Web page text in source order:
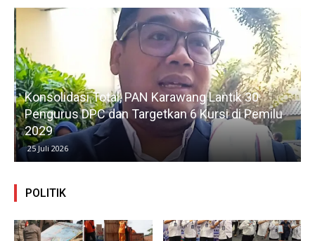
Konsolidasi Total, PAN Karawang Lantik 30
Pengurus DPC dan Targetkan 6 Kursi di Pemilu
2029
25 Juli 2026
POLITIK